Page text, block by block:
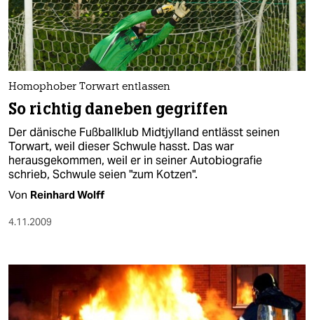
Homophober Torwart entlassen
So richtig daneben gegriffen
Der dänische Fußballklub Midtjylland entlässt seinen
Torwart, weil dieser Schwule hasst. Das war
herausgekommen, weil er in seiner Autobiografie
schrieb, Schwule seien "zum Kotzen".
Von Reinhard Wolff
4.11.2009